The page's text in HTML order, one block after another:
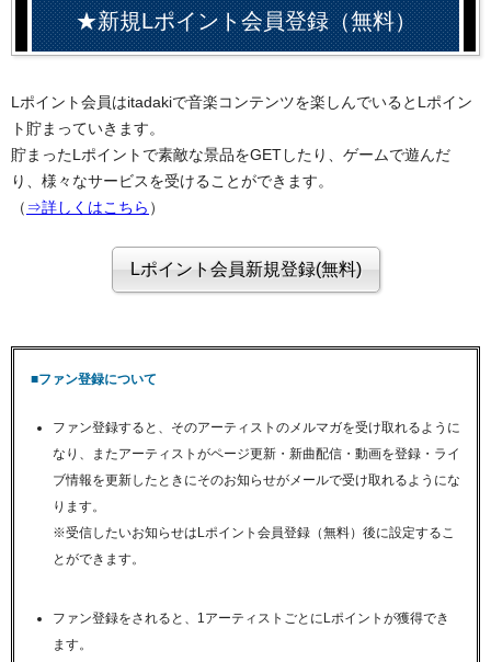
★新規Lポイント会員登録（無料）
Lポイント会員はitadakiで音楽コンテンツを楽しんでいるとLポイン
ト貯まっていきます。
貯まったLポイントで素敵な景品をGETしたり、ゲームで遊んだ
り、様々なサービスを受けることができます。
（ ⇒詳しくはこちら ）
■ファン登録について
ファン登録すると、そのアーティストのメルマガを受け取れるように
なり、またアーティストがページ更新・新曲配信・動画を登録・ライ
ブ情報を更新したときにそのお知らせがメールで受け取れるようにな
ります。
※受信したいお知らせはLポイント会員登録（無料）後に設定するこ
とができます。
ファン登録をされると、1アーティストごとにLポイントが獲得でき
ます。